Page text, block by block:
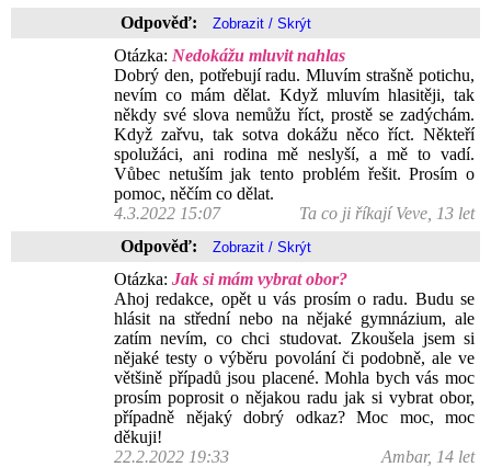
Odpověď:
Otázka: Nedokážu mluvit nahlas
Dobrý den, potřebují radu. Mluvím strašně potichu,
nevím co mám dělat. Když mluvím hlasitěji, tak
někdy své slova nemůžu říct, prostě se zadýchám.
Když zařvu, tak sotva dokážu něco říct. Někteří
spolužáci, ani rodina mě neslyší, a mě to vadí.
Vůbec netuším jak tento problém řešit. Prosím o
pomoc, něčím co dělat.
4.3.2022 15:07
Ta co ji říkají Veve, 13 let
Odpověď:
Otázka: Jak si mám vybrat obor?
Ahoj redakce, opět u vás prosím o radu. Budu se
hlásit na střední nebo na nějaké gymnázium, ale
zatím nevím, co chci studovat. Zkoušela jsem si
nějaké testy o výběru povolání či podobně, ale ve
většině případů jsou placené. Mohla bych vás moc
prosím poprosit o nějakou radu jak si vybrat obor,
případně nějaký dobrý odkaz? Moc moc, moc
děkuji!
22.2.2022 19:33
Ambar, 14 let